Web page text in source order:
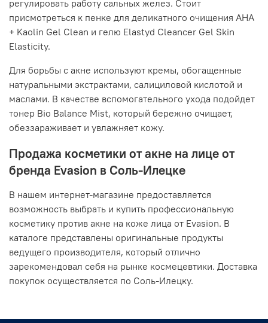
регулировать работу сальных желез. Стоит
присмотреться к пенке для деликатного очищения AHA
+ Kaolin Gel Clean и гелю Elastyd Cleancer Gel Skin
Elasticity.
Для борьбы с акне используют кремы, обогащенные
натуральными экстрактами, салициловой кислотой и
маслами. В качестве вспомогательного ухода подойдет
тонер Bio Balance Mist, который бережно очищает,
обеззараживает и увлажняет кожу.
Продажа косметики от акне на лице от
бренда Evasion в Соль-Илецке
В нашем интернет-магазине предоставляется
возможность выбрать и купить профессиональную
косметику против акне на коже лица от Evasion. В
каталоге представлены оригинальные продукты
ведущего производителя, который отлично
зарекомендовал себя на рынке космецевтики. Доставка
покупок осуществляется по Соль-Илецку.